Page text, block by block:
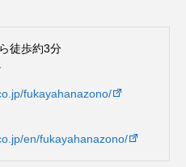
徒歩約3分
fukayahanazono/
en/fukayahanazono/